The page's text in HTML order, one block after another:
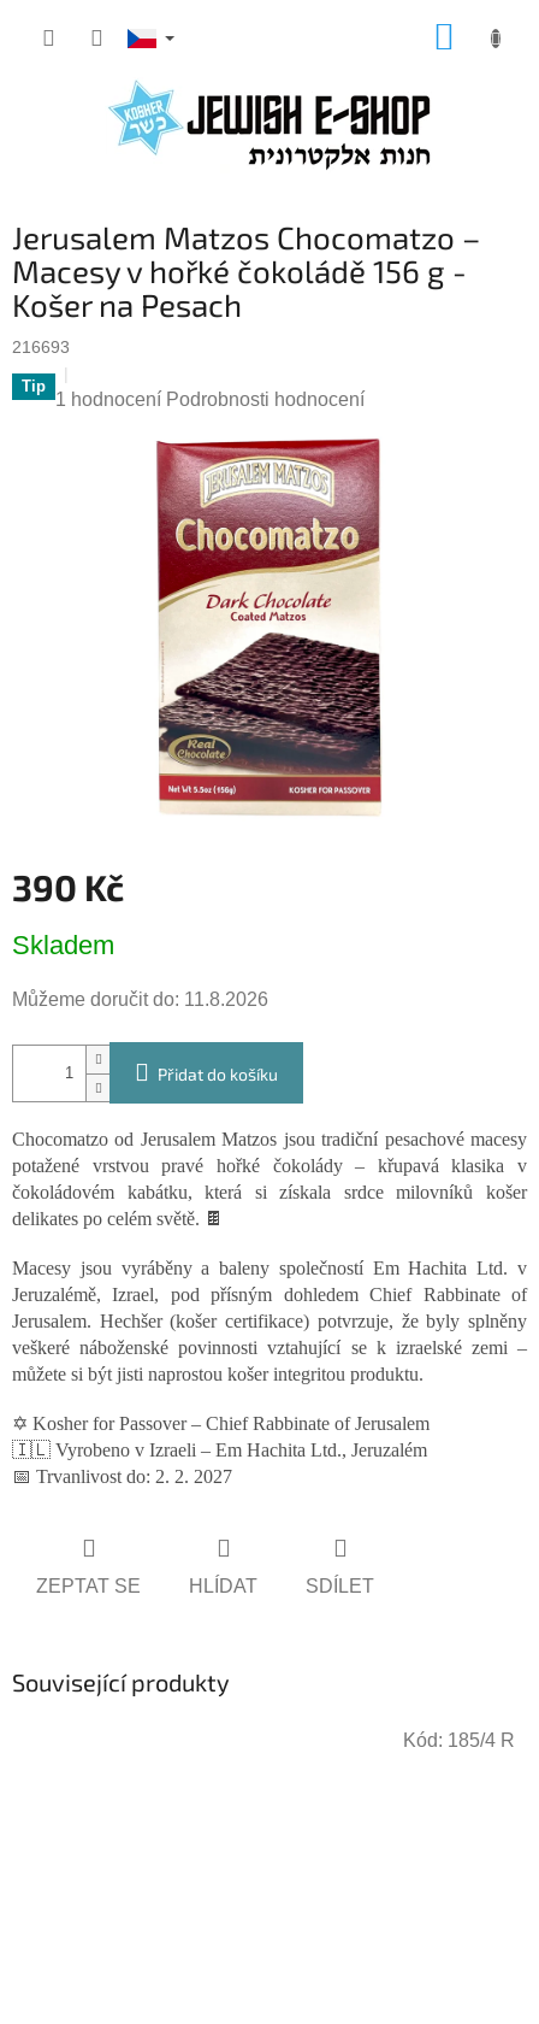
Jerusalem Matzos Chocomatzo –
Macesy v hořké čokoládě 156 g -
Košer na Pesach
216693
Tip
Průměrné
1 hodnocení Podrobnosti hodnocení
390 Kč
cena:
Skladem
Můžeme doručit do: 11.8.2026
Přidat do košíku
Chocomatzo od Jerusalem Matzos jsou tradiční pesachové macesy
potažené vrstvou pravé hořké čokolády – křupavá klasika v
čokoládovém kabátku, která si získala srdce milovníků košer
delikates po celém světě. 🍫
Macesy jsou vyráběny a baleny společností Em Hachita Ltd. v
Jeruzalémě, Izrael, pod přísným dohledem Chief Rabbinate of
Jerusalem. Hechšer (košer certifikace) potvrzuje, že byly splněny
veškeré náboženské povinnosti vztahující se k izraelské zemi –
můžete si být jisti naprostou košer integritou produktu.
✡️ Kosher for Passover – Chief Rabbinate of Jerusalem
🇮🇱 Vyrobeno v Izraeli – Em Hachita Ltd., Jeruzalém
📅 Trvanlivost do: 2. 2. 2027
ZEPTAT SE HLÍDAT SDÍLET
Související produkty
Kód: 185/4 R